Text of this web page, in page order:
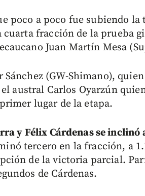
poco a poco fue subiendo
fracción de la prueba
Juan Martín Mesa
(GW-Shimano),
austral Carlos Oyarzún
lugar de la etapa.
y Félix Cárdenas se inclinó
tercero en la fracción, a
de la victoria parcial.
de Cárdenas.